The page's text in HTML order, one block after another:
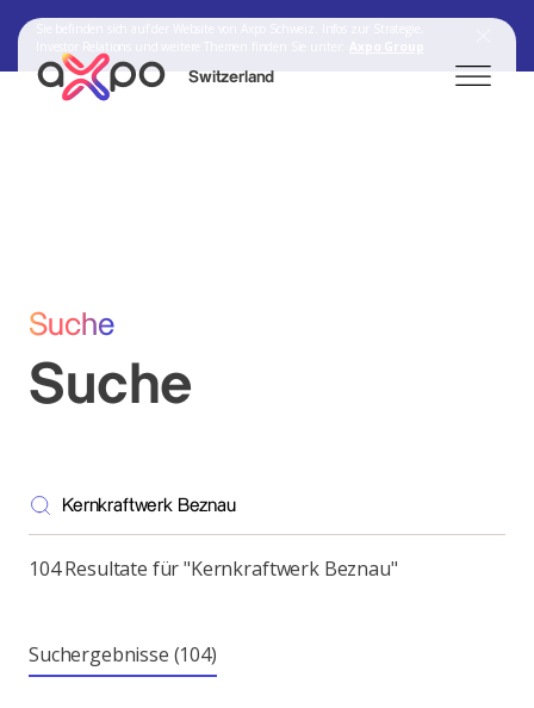
Switzerland
Suche
Suche
104 Resultate für "Kernkraftwerk Beznau"
Suchergebnisse (104)